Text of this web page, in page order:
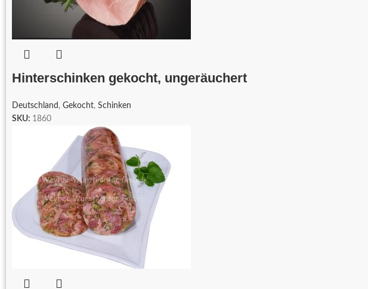
Hinterschinken gekocht, ungeräuchert
Deutschland , Gekocht, Schinken
SKU: 1860